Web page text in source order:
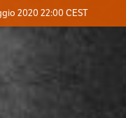
2020 22:00 CEST